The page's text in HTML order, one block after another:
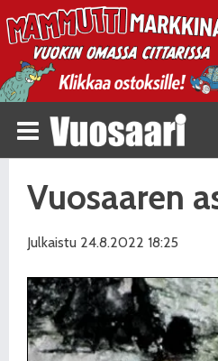
Vuosaaren
Julkaistu 24.8.2022 18:25